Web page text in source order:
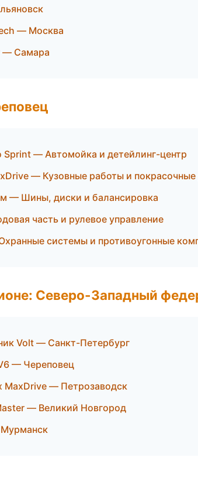
— Москва
— Самара
Sprint — Автомойка и детейлинг-центр
— Кузовные работы и покрасочные
— Шины, диски и балансировка
часть и рулевое управление
системы и противоугонные
Северо-Западный
Volt — Санкт-Петербург
— Череповец
MaxDrive — Петрозаводск
— Великий Новгород